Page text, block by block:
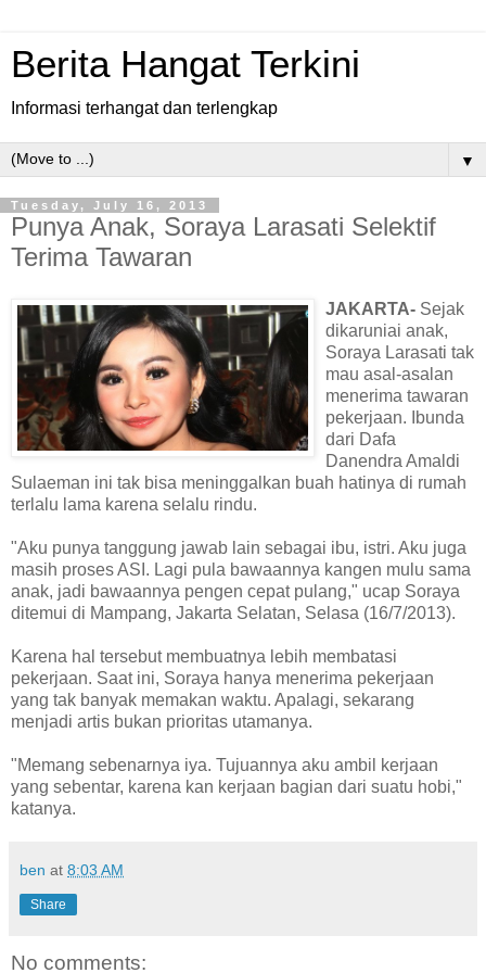
Berita Hangat Terkini
Informasi terhangat dan terlengkap
▼
Tuesday, July 16, 2013
Punya Anak, Soraya Larasati Selektif
Terima Tawaran
JAKARTA- Sejak
dikaruniai anak,
Soraya Larasati tak
mau asal-asalan
menerima tawaran
pekerjaan. Ibunda
dari Dafa
Danendra Amaldi
Sulaeman ini tak bisa meninggalkan buah hatinya di rumah
terlalu lama karena selalu rindu.
"Aku punya tanggung jawab lain sebagai ibu, istri. Aku juga
masih proses ASI. Lagi pula bawaannya kangen mulu sama
anak, jadi bawaannya pengen cepat pulang," ucap Soraya
ditemui di Mampang, Jakarta Selatan, Selasa (16/7/2013).
Karena hal tersebut membuatnya lebih membatasi
pekerjaan. Saat ini, Soraya hanya menerima pekerjaan
yang tak banyak memakan waktu. Apalagi, sekarang
menjadi artis bukan prioritas utamanya.
"Memang sebenarnya iya. Tujuannya aku ambil kerjaan
yang sebentar, karena kan kerjaan bagian dari suatu hobi,"
katanya.
ben at 8:03 AM
Share
No comments: